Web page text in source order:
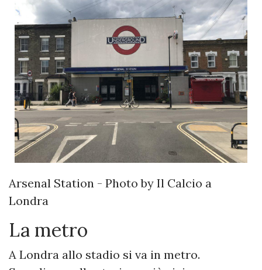
Arsenal Station - Photo by Il Calcio a
Londra
La metro
A Londra allo stadio si va in metro.